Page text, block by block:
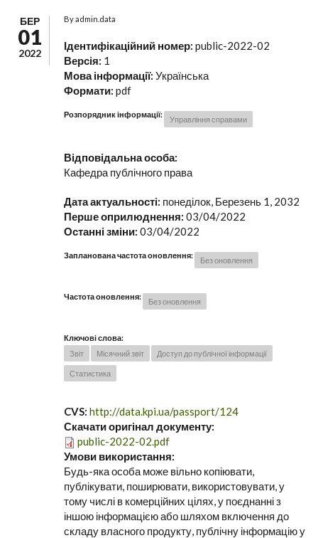
БЕР
01
2022
Byadmin.data
Ідентифікаційний номер: public-2022-02
Версія: 1
Мова інформації: Українська
Формати: pdf
Розпорядник інформації:
Управління справами
Відповідальна особа:
Кафедра публічного права
Дата актуальності: понеділок, Березень 1, 2032
Перше оприлюднення: 03/04/2022
Останні зміни: 03/04/2022
Запланована частота оновлення:
Без оновлення
Частота оновлення:
Без оновлення
Ключові слова:
Звіт
Місячний звіт Доступ до публічної інформації
Статистика
CVS: http://data.kpi.ua/passport/124
Скачати оригінал документу:
public-2022-02.pdf
Умови використання:
Будь-яка особа може вільно копіювати,
публікувати, поширювати, використовувати, у
тому числі в комерційних цілях, у поєднанні з
іншою інформацією або шляхом включення до
складу власного продукту, публічну інформацію у